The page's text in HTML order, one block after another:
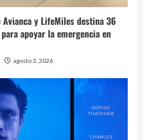
y LifeMiles destina 36
apoyar la emergencia en
agosto 3, 2026